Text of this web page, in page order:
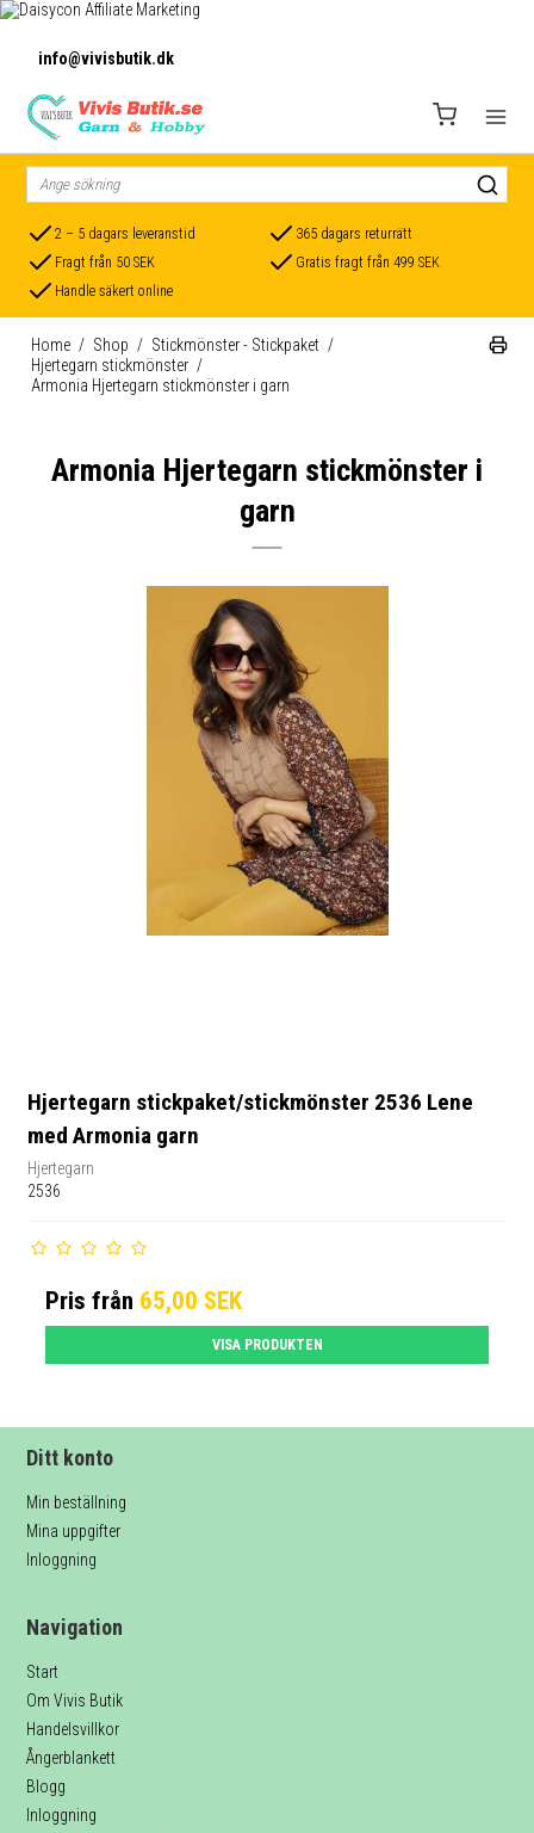
info@vivisbutik.dk
2 – 5 dagars leveranstid
365 dagars returrätt
Fragt från 50 SEK
Gratis fragt från 499 SEK
Handle säkert online
Home / Shop / Stickmönster - Stickpaket /
Hjertegarn stickmönster /
Armonia Hjertegarn stickmönster i garn
Armonia Hjertegarn stickmönster i
garn
Hjertegarn stickpaket/stickmönster 2536 Lene
med Armonia garn
Hjertegarn
2536
Pris från 65,00 SEK
VISA PRODUKTEN
Ditt konto
Min beställning
Mina uppgifter
Inloggning
Navigation
Start
Om Vivis Butik
Handelsvillkor
Ångerblankett
Blogg
Inloggning